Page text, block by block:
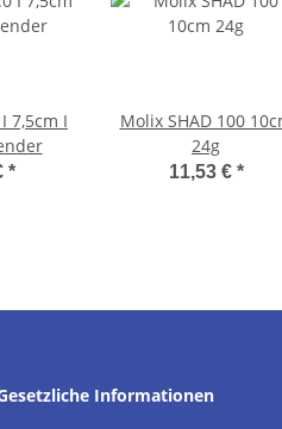
7,5cm I
*
Molix SHAD 100
24g
11,53 € *
Informationen